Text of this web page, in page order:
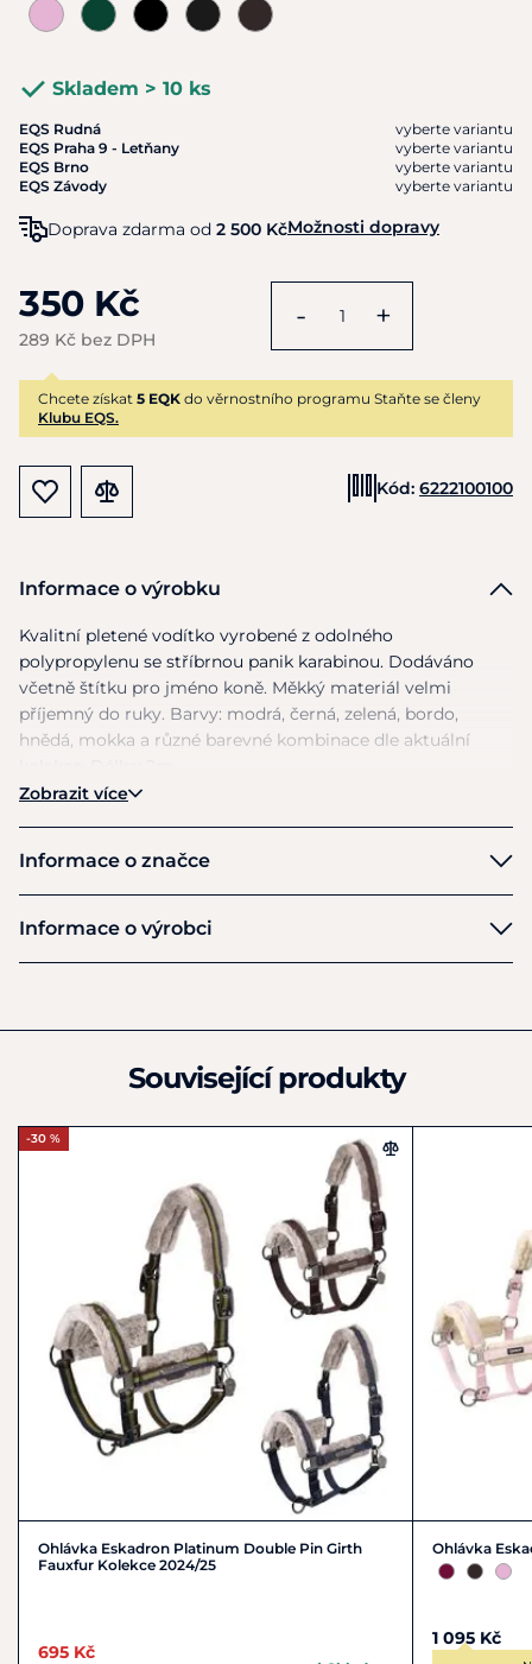
Skladem > 10 ks
EQS Rudná
vyberte variantu
EQS Praha 9 - Letňany
vyberte variantu
EQS Brno
vyberte variantu
EQS Závody
vyberte variantu
Doprava zdarma od 2 500 KčMožnosti dopravy
350 Kč
289 Kč bez DPH
- +
Chcete získat 5 EQK do věrnostního programu Staňte se členy
Klubu EQS.
Kód: 6222100100
Informace o výrobku
Kvalitní pletené vodítko vyrobené z odolného
polypropylenu se stříbrnou panik karabinou. Dodáváno
včetně štítku pro jméno koně. Měkký materiál velmi
příjemný do ruky. Barvy: modrá, černá, zelená, bordo,
hnědá, mokka a různé barevné kombinace dle aktuální
Zobrazit více
Informace o značce
Eskadron
Informace o výrobci
Esch 19
+49 5203 / 704 - 0
Související produkty
-30 %
Ohlávka Eskadron Platinum Double Pin Girth
Fauxfur Kolekce 2024/25
695 Kč
Ohlávka
1 095 Kč